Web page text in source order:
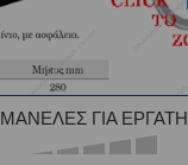
ΜΑΝΕΛΕΣ ΓΙΑ ΕΡΓΑΤΗ